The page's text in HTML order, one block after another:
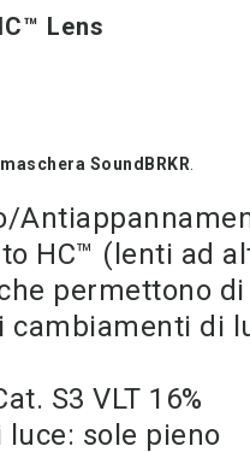
Lens
maschera SoundBRKR
HC™ (lenti ad
permettono di
cambiamenti di
S3 VLT 16%
luce: sole pieno